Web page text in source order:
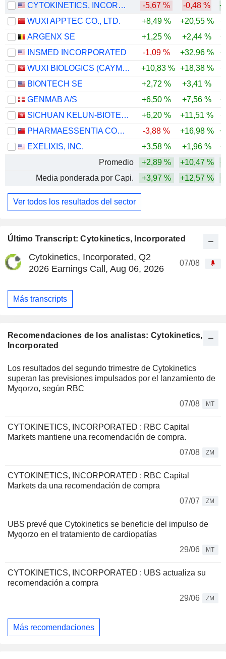
Último Transcript: Cytokinetics, Incorporated
Cytokinetics, Incorporated, Q2
2026 Earnings Call, Aug 06, 2026
07/08
Más transcripts
Recomendaciones de los analistas: Cytokinetics,
Incorporated
Los resultados del segundo trimestre de Cytokinetics
superan las previsiones impulsados por el lanzamiento de
Myqorzo, según RBC
07/08
MT
CYTOKINETICS, INCORPORATED : RBC Capital
Markets mantiene una recomendación de compra.
07/08
ZM
CYTOKINETICS, INCORPORATED : RBC Capital
Markets da una recomendación de compra
07/07
ZM
UBS prevé que Cytokinetics se beneficie del impulso de
Myqorzo en el tratamiento de cardiopatías
29/06
MT
CYTOKINETICS, INCORPORATED : UBS actualiza su
recomendación a compra
29/06
ZM
Más recomendaciones
CYTOKINETICS, INCORPORATED -5,67 % -0,48 %
WUXI APPTEC CO., LTD.
+8,49 % +20,55 %
ARGENX SE
+1,25 % +2,44 %
INSMED INCORPORATED
-1,09 % +32,96 %
WUXI BIOLOGICS (CAYMAN) INC.
+10,83 % +18,38 %
BIONTECH SE
+2,72 % +3,41 %
GENMAB A/S
+6,50 % +7,56 %
SICHUAN KELUN-BIOTECH BIOPHARMACEUTICAL CO., LTD.
+6,20 % +11,51 %
PHARMAESSENTIA CORPORATION
-3,88 % +16,98 %
EXELIXIS, INC.
+3,58 % +1,96 %
Promedio
+2,89 % +10,47 %
Media ponderada por Capi.
+3,97 % +12,57 %
Ver todos los resultados del sector